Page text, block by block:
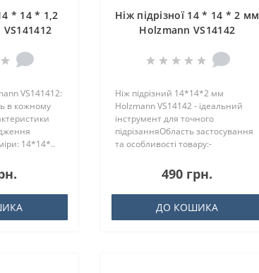
* 14 * 1,2
VS141412:
в кожному
14*14*..
Ніж підрізної 14 * 14 * 2 мм
Holzmann VS14142
Ніж підрізний 14*14*2 мм
Holzmann VS14142 - ідеальний
інструмент для точного
підрізанняОбласть застосування
та особливості товару:-
490 грн.
ДО КОШИКА